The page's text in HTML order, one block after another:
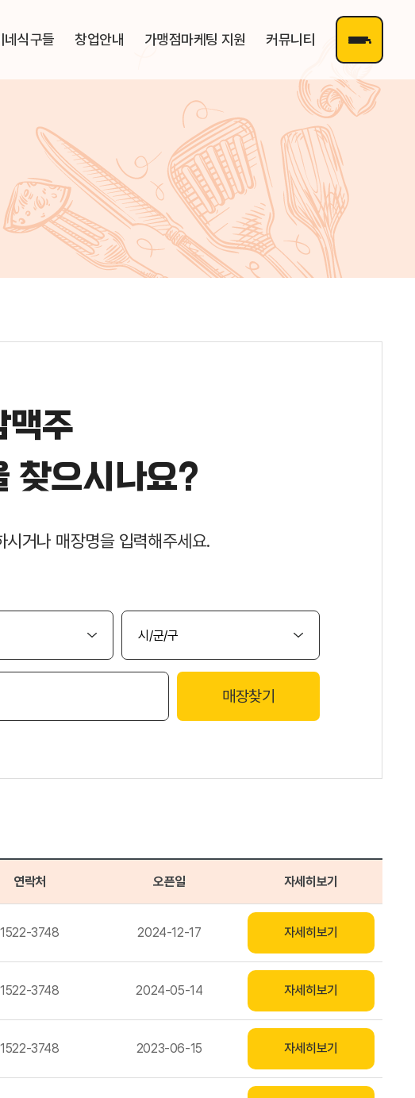
네식구들 창업안내 가맹점마케팅 지원 커뮤니티
맥주
찾으시나요?
시거나 매장명을 입력해주세요.
매장찾기
연락처 오픈일 자세히보기
1522-3748 2024-12-17 자세히보기
1522-3748 2024-05-14 자세히보기
1522-3748 2023-06-15 자세히보기